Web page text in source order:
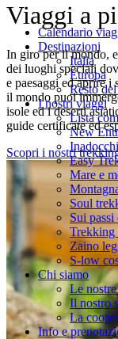
Calendario
Destinazioni
Italia
Europa
Resto
I nostri viaggi
Lista
New
Easy
Mare e
Soul
Sui
Trekking
Zaino
S-low
Chi siamo
Le
Il nostro
La
Info e
Viaggi a
In giro per il mondo,
dei luoghi speciali
e paesaggi ed aprire
il mondo puoi
isole ed i deserti
guide certificate ed
Scopri i nostri